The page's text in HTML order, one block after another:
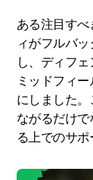
ある注目す
ィがフルバ
し、ディフ
ミッドフィ
にしました
ながるだけ
る上でのサポ